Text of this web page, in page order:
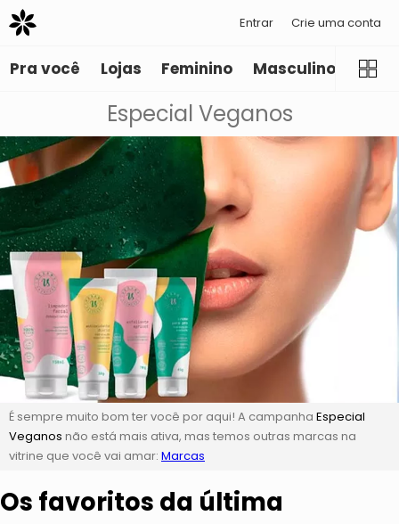
Entrar Crie uma conta
Pra você Lojas Feminino Masculino
Especial Veganos
É sempre muito bom ter você por aqui! A campanha Especial
Veganos não está mais ativa, mas temos outras marcas na
vitrine que você vai amar: Marcas
Os favoritos da última